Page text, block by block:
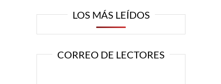
LOS MÁS LEÍDOS
CORREO DE LECTORES